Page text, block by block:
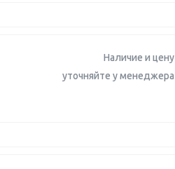
Наличие и цену
уточняйте у менеджера